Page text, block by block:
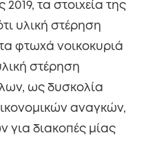
2019, τα στοιχεία της
υλική στέρηση
φτωχά νοικοκυριά
στέρηση
ως δυσκολία
αναγκών,
για διακοπές μίας